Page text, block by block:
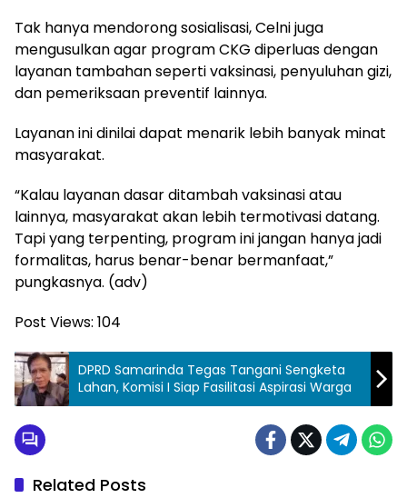
Tak hanya mendorong sosialisasi, Celni juga
mengusulkan agar program CKG diperluas dengan
layanan tambahan seperti vaksinasi, penyuluhan gizi,
dan pemeriksaan preventif lainnya.
Layanan ini dinilai dapat menarik lebih banyak minat
masyarakat.
“Kalau layanan dasar ditambah vaksinasi atau
lainnya, masyarakat akan lebih termotivasi datang.
Tapi yang terpenting, program ini jangan hanya jadi
formalitas, harus benar-benar bermanfaat,”
pungkasnya. (adv)
Post Views: 104
DPRD Samarinda Tegas Tangani Sengketa
Lahan, Komisi I Siap Fasilitasi Aspirasi Warga
Related Posts